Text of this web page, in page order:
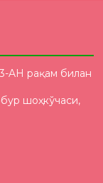
AH рақам билан
шоҳкўчаси,